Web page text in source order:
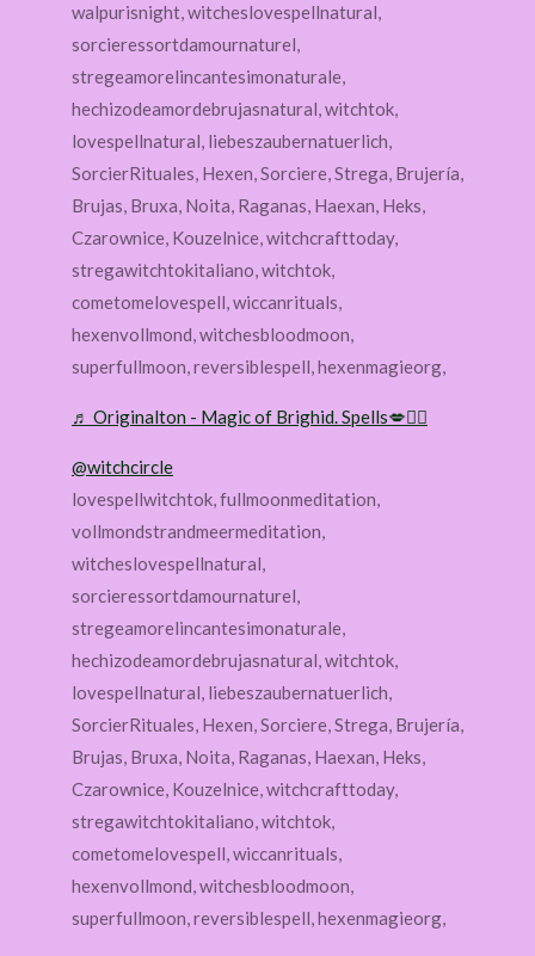
walpurisnight, witcheslovespellnatural,
sorcieressortdamournaturel,
stregeamorelincantesimonaturale,
hechizodeamordebrujasnatural, witchtok,
lovespellnatural, liebeszaubernatuerlich,
SorcierRituales, Hexen, Sorciere, Strega, Brujería,
Brujas, Bruxa, Noita, Raganas, Haexan, Heks,
Czarownice, Kouzelnice, witchcrafttoday,
stregawitchtokitaliano, witchtok,
cometomelovespell, wiccanrituals,
hexenvollmond, witchesbloodmoon,
superfullmoon, reversiblespell, hexenmagieorg,
♬ Originalton - Magic of Brighid. Spells💋🧙‍♀
@witchcircle
lovespellwitchtok, fullmoonmeditation,
vollmondstrandmeermeditation,
witcheslovespellnatural,
sorcieressortdamournaturel,
stregeamorelincantesimonaturale,
hechizodeamordebrujasnatural, witchtok,
lovespellnatural, liebeszaubernatuerlich,
SorcierRituales, Hexen, Sorciere, Strega, Brujería,
Brujas, Bruxa, Noita, Raganas, Haexan, Heks,
Czarownice, Kouzelnice, witchcrafttoday,
stregawitchtokitaliano, witchtok,
cometomelovespell, wiccanrituals,
hexenvollmond, witchesbloodmoon,
superfullmoon, reversiblespell, hexenmagieorg,